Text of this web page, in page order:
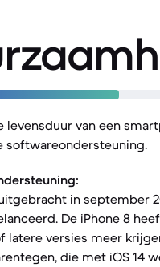
levensduur van een
softwareondersteuning.
in september
De iPhone 8
latere versies meer
die met iOS 14